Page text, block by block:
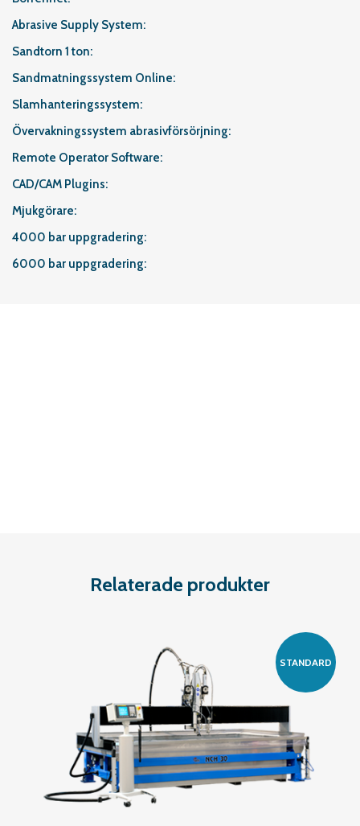
Abrasive Supply System
Sandtorn 1 ton
Sandmatningssystem Online
Slamhanteringssystem
Övervakningssystem abrasivförsörjning
Remote Operator Software
CAD/CAM Plugins
Mjukgörare
4000 bar uppgradering
6000 bar uppgradering
Relaterade produkter
STANDARD